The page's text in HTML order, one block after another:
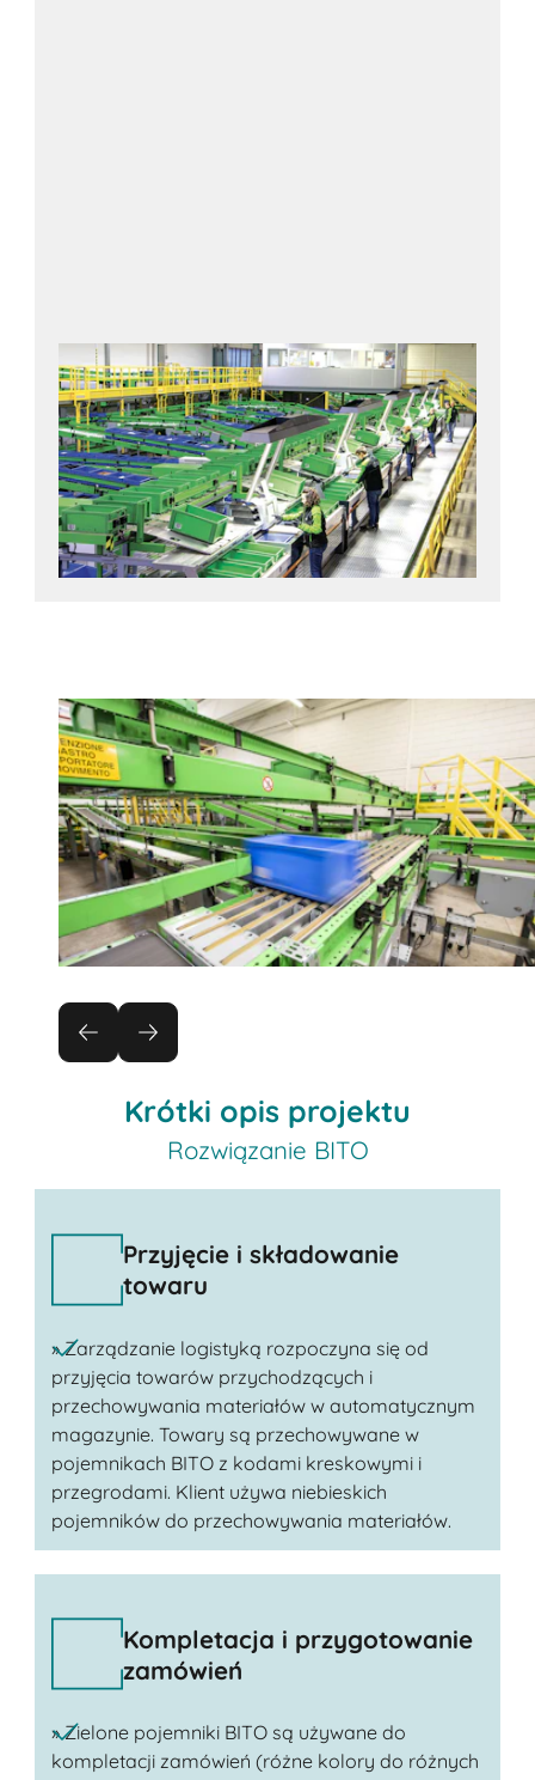
Krótki opis projektu
Rozwiązanie BITO
Przyjęcie i składowanie
towaru
» Zarządzanie logistyką rozpoczyna się od
przyjęcia towarów przychodzących i
przechowywania materiałów w automatycznym
magazynie. Towary są przechowywane w
pojemnikach BITO z kodami kreskowymi i
przegrodami. Klient używa niebieskich
pojemników do przechowywania materiałów.
Kompletacja i przygotowanie
zamówień
» Zielone pojemniki BITO są używane do
kompletacji zamówień (różne kolory do różnych